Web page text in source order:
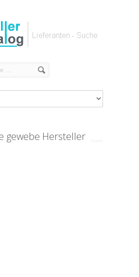
gewebe Hersteller